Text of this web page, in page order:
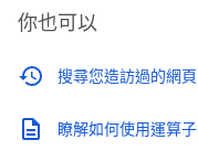
你也可以
搜尋您造訪過的網頁
瞭解如何使用運算子